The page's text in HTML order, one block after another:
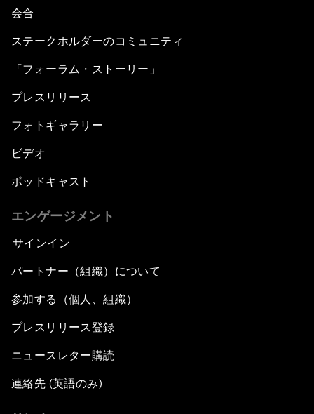
会合
ステークホルダーのコミュニティ
「フォーラム・ストーリー」
プレスリリース
フォトギャラリー
ビデオ
ポッドキャスト
エンゲージメント
サインイン
パートナー（組織）について
参加する（個人、組織）
プレスリリース登録
ニュースレター購読
連絡先 (英語のみ)